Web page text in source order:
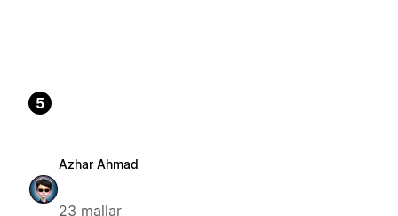
5
Azhar Ahmad
23 mallar